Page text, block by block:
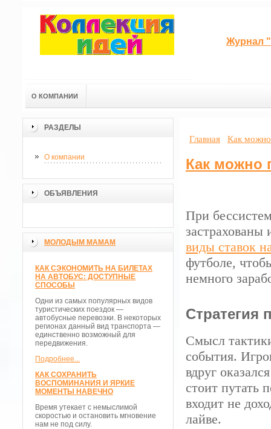
Журнал
О КОМПАНИИ
РАЗДЕЛЫ
О компании
ОБЪЯВЛЕНИЯ
МОЛОДЫМ МАМАМ
КАК СЭКОНОМИТЬ НА БИЛЕТАХ
НА АВТОБУС: ДОСТУПНЫЕ
СПОСОБЫ
Одни из самых популярных видов
туристических поездок —
автобусные перевозки. В некоторых
регионах данный вид транспорта —
единственно возможный для
передвижения.
Подробнее...
КАК СОХРАНИТЬ
ВОСПОМИНАНИЯ И ЯРКИЕ
МОМЕНТЫ НАВЕЧНО
Время утекает с немыслимой
скоростью и остановить мгновение
нам не под силу.
Главная Как можно
Как можно
При
застрахованы
виды ставок
футболе,
немного
Стратегия
Смысл
события.
вдруг
стоит путать
входит не
лайве.